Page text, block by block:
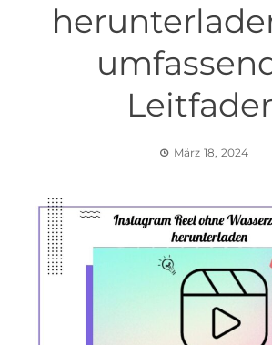
März 18, 2024